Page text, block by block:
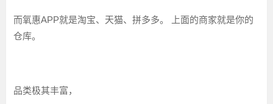
而氧惠APP就是淘宝、天猫、拼多多。 上面的商家就是你的
仓库。
品类极其丰富，